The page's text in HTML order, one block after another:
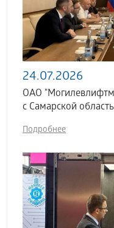
24.07.2026
ОАО
с Самарской
Подробнее